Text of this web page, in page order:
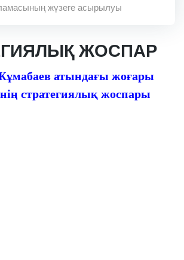
жүзеге асырылуы
ЖОСПАР
атындағы жоғары
стратегиялық жоспары